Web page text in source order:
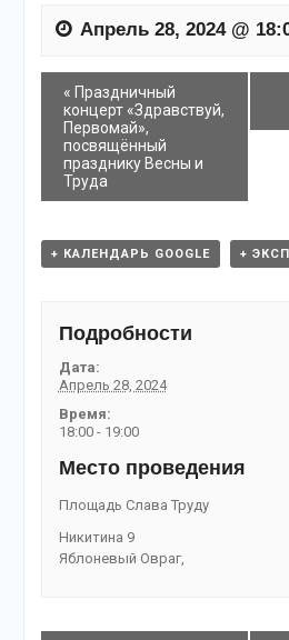
Апрель 28, 2024 @
события
Навигация
« Праздничный
концерт «Здравствуй,
Первомай»,
посвящённый
празднику Весны и
Труда
+ КАЛЕНДАРЬ GOOGLE +
Подробности
Дата:
Апрель 28, 2024
Время:
18:00 - 19:00
Место проведения
Площадь Слава Труду
Никитина 9
Яблоневый Овраг,